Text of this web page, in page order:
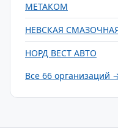
МЕТАКОМ
НЕВСКАЯ
НОРД ВЕСТ АВТО
Все 66 организаций